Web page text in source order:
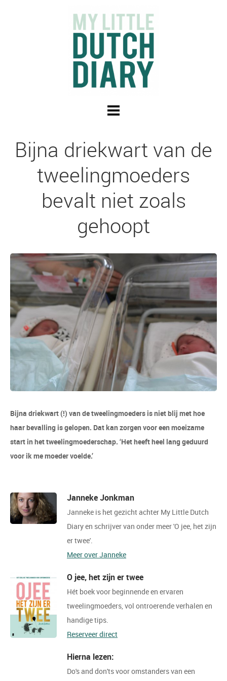
Bijna driekwart van de
tweelingmoeders
bevalt niet zoals
gehoopt
Bijna driekwart (!) van de tweelingmoeders is niet blij met hoe
haar bevalling is gelopen. Dat kan zorgen voor een moeizame
start in het tweelingmoederschap. ‘Het heeft heel lang geduurd
voor ik me moeder voelde.’
Janneke Jonkman
Janneke is het gezicht achter My Little Dutch
Diary en schrijver van onder meer 'O jee, het zijn
er twee'.
Meer over Janneke
O jee, het zijn er twee
Hét boek voor beginnende en ervaren
tweelingmoeders, vol ontroerende verhalen en
handige tips.
Reserveer direct
Hierna lezen:
Do's and don'ts voor omstanders van een